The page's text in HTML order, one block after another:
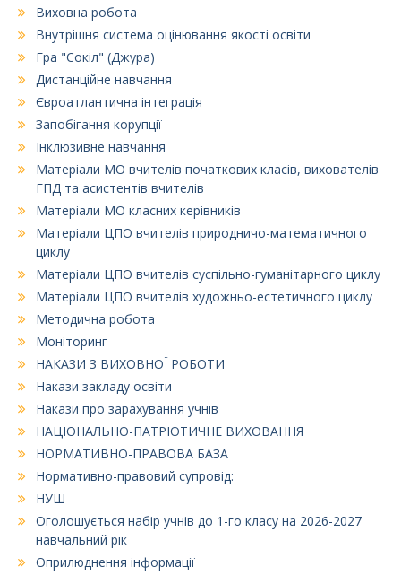
Виховна робота
Внутрішня система оцінювання якості освіти
Гра "Сокіл" (Джура)
Дистанційне навчання
Євроатлантична інтеграція
Запобігання корупції
Інклюзивне навчання
Матеріали МО вчителів початкових класів, вихователів
ГПД та асистентів вчителів
Матеріали МО класних керівників
Матеріали ЦПО вчителів природничо-математичного
циклу
Матеріали ЦПО вчителів суспільно-гуманітарного циклу
Матеріали ЦПО вчителів художньо-естетичного циклу
Методична робота
Моніторинг
НАКАЗИ З ВИХОВНОЇ РОБОТИ
Накази закладу освіти
Накази про зарахування учнів
НАЦІОНАЛЬНО-ПАТРІОТИЧНЕ ВИХОВАННЯ
НОРМАТИВНО-ПРАВОВА БАЗА
Нормативно-правовий супровід:
НУШ
Оголошується набір учнів до 1-го класу на 2026-2027
навчальний рік
Оприлюднення інформації